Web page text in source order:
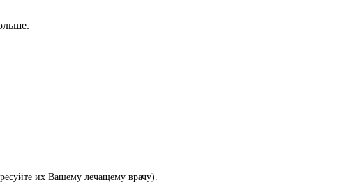
их Вашему лечащему врачу).